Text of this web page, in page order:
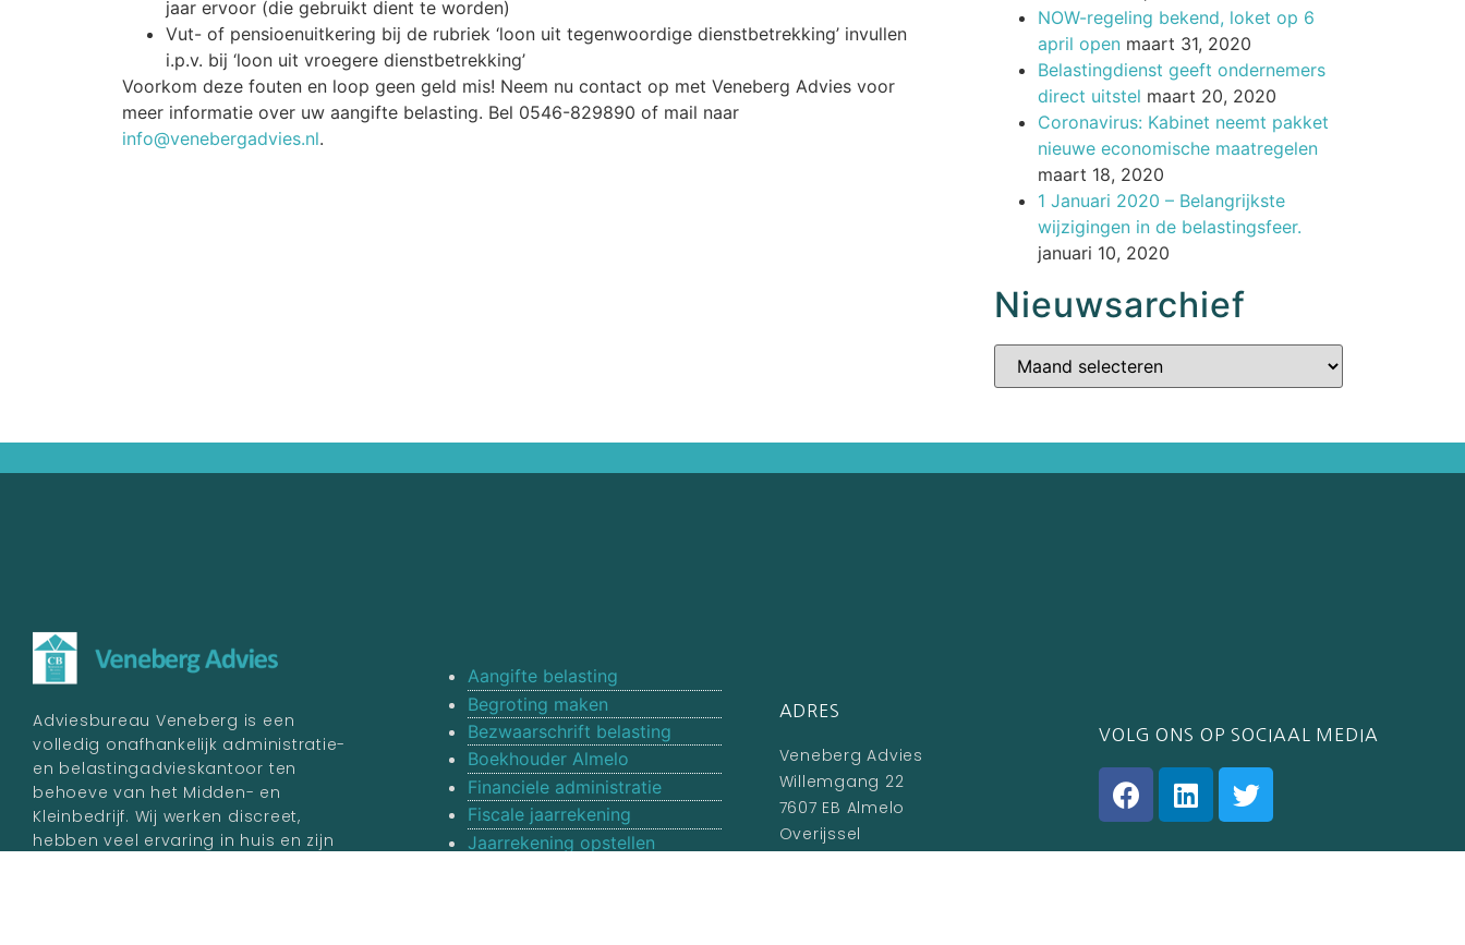
jaar ervoor (die gebruikt dient te worden)
Vut- of pensioenuitkering bij de rubriek ‘loon uit tegenwoordige dienstbetrekking’ invullen
i.p.v. bij ‘loon uit vroegere dienstbetrekking’
Voorkom deze fouten en loop geen geld mis! Neem nu contact op met Veneberg Advies voor
meer informatie over uw aangifte belasting. Bel 0546-829890 of mail naar
info@venebergadvies.nl.
NOW-regeling bekend, loket op 6
april open maart 31, 2020
Belastingdienst geeft ondernemers
direct uitstel maart 20, 2020
Coronavirus: Kabinet neemt pakket
nieuwe economische maatregelen
maart 18, 2020
1 Januari 2020 – Belangrijkste
wijzigingen in de belastingsfeer.
januari 10, 2020
Nieuwsarchief
Adviesbureau Veneberg is een
volledig onafhankelijk administratie-
en belastingadvieskantoor ten
behoeve van het Midden- en
Kleinbedrijf. Wij werken discreet,
hebben veel ervaring in huis en zijn
Aangifte belasting
Begroting maken
Bezwaarschrift belasting
Boekhouder Almelo
Financiele administratie
Fiscale jaarrekening
Jaarrekening opstellen
ADRES
Veneberg Advies
Willemgang 22
7607 EB Almelo
Overijssel
VOLG ONS OP SOCIAAL MEDIA